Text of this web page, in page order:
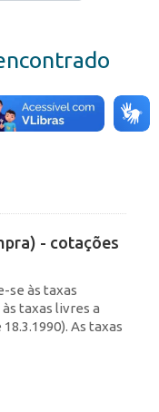
câmbio
- cotações
se às taxas
taxas livres a
As taxas